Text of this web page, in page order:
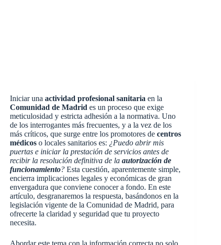
Iniciar una actividad profesional sanitaria en la
Comunidad de Madrid es un proceso que exige
meticulosidad y estricta adhesión a la normativa. Uno
de los interrogantes más frecuentes, y a la vez de los
más críticos, que surge entre los promotores de centros
médicos o locales sanitarios es: ¿Puedo abrir mis
puertas e iniciar la prestación de servicios antes de
recibir la resolución definitiva de la autorización de
funcionamiento? Esta cuestión, aparentemente simple,
encierra implicaciones legales y económicas de gran
envergadura que conviene conocer a fondo. En este
artículo, desgranaremos la respuesta, basándonos en la
legislación vigente de la Comunidad de Madrid, para
ofrecerte la claridad y seguridad que tu proyecto
necesita.
Abordar este tema con la información correcta no solo